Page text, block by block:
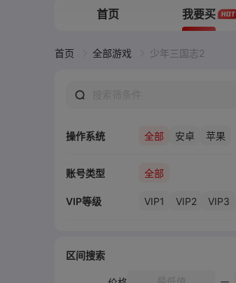
首页 我要买
首页 全部游戏 少年三国志2
操作系统 全部 安卓 苹果
账号类型 全部
VIP等级 VIP1 VIP2 VIP3
区间搜索